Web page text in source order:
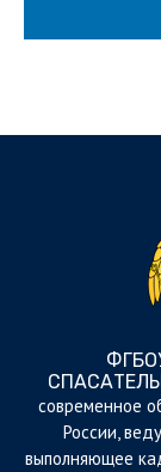
cовременное
России,
выполняющее